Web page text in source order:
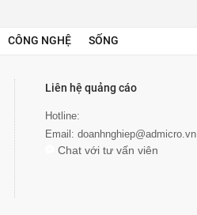
CÔNG NGHỆ SỐNG
Liên hệ quảng cáo
Hotline:
Email: doanhnghiep@admicro.vn
Chat với tư vấn viên